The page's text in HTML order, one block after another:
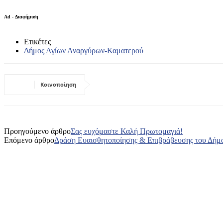
Ad - Διαφήμιση
Ετικέτες
Δήμος Αγίων Αναργύρων-Καματερού
Κοινοποίηση
Προηγούμενο άρθροΣας ευχόμαστε Καλή Πρωτομαγιά!
Επόμενο άρθροΔράση Ευαισθητοποίησης & Επιβράβευσης του